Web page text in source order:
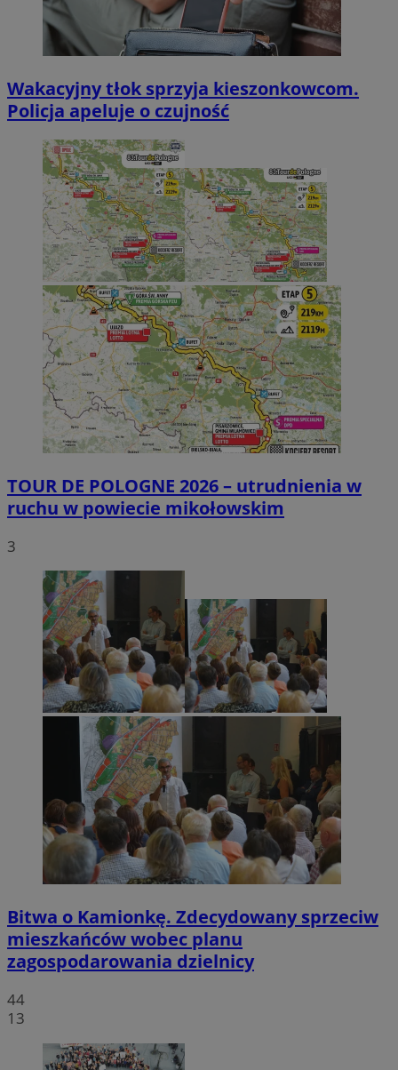
Wakacyjny tłok sprzyja kieszonkowcom.
Policja apeluje o czujność
TOUR DE POLOGNE 2026 – utrudnienia w
ruchu w powiecie mikołowskim
3
Bitwa o Kamionkę. Zdecydowany sprzeciw
mieszkańców wobec planu
zagospodarowania dzielnicy
44
13